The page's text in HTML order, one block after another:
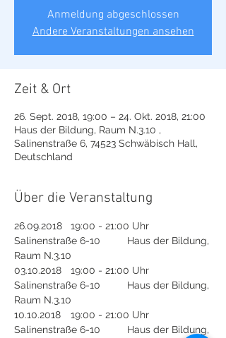
Anmeldung abgeschlossen
Andere Veranstaltungen ansehen
Zeit & Ort
26. Sept. 2018, 19:00 – 24. Okt. 2018, 21:00
Haus der Bildung, Raum N.3.10 ,
Salinenstraße 6, 74523 Schwäbisch Hall,
Deutschland
Über die Veranstaltung
26.09.2018 	19:00 - 21:00 Uhr
Salinenstraße 6-10 	Haus der Bildung,
Raum N.3.10
03.10.2018 	19:00 - 21:00 Uhr
Salinenstraße 6-10 	Haus der Bildung,
Raum N.3.10
10.10.2018 	19:00 - 21:00 Uhr
Salinenstraße 6-10 	Haus der Bildung,